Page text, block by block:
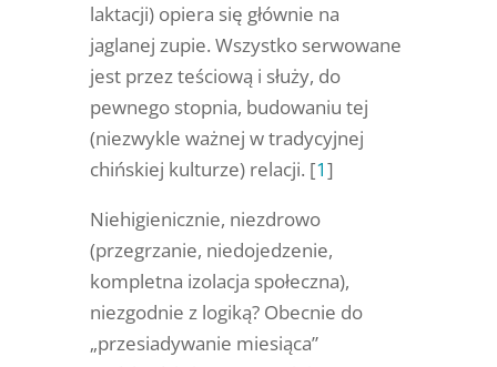
laktacji) opiera się głównie na
jaglanej zupie. Wszystko serwowane
jest przez teściową i służy, do
pewnego stopnia, budowaniu tej
(niezwykle ważnej w tradycyjnej
chińskiej kulturze) relacji. [1]
Niehigienicznie, niezdrowo
(przegrzanie, niedojedzenie,
kompletna izolacja społeczna),
niezgodnie z logiką? Obecnie do
„przesiadywanie miesiąca”